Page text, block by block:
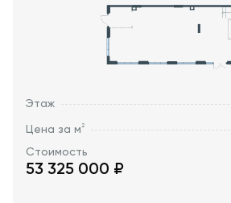
Этаж
Цена за м2
Стоимость
53 325 000 ₽